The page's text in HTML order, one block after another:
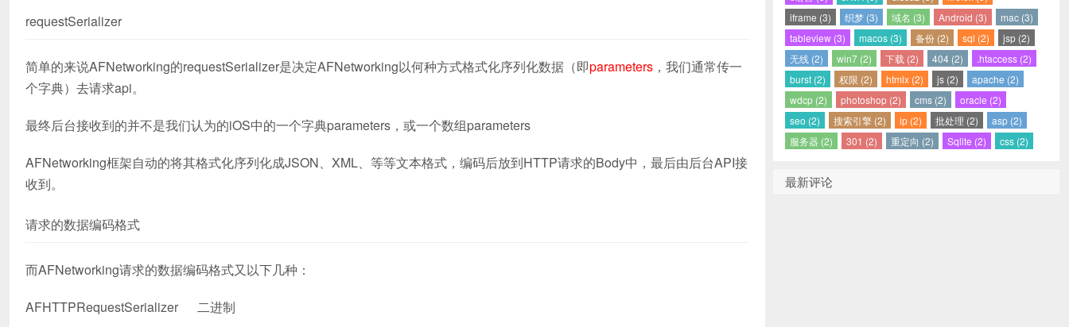
requestSerializer
简单的来说AFNetworking的requestSerializer是决定AFNetworking以何种方式格式化序列化数据（即parameters ，我们通常传一
个字典）去请求api。
最终后台接收到的并不是我们认为的iOS中的一个字典parameters，或一个数组parameters
AFNetworking框架自动的将其格式化序列化成JSON、XML、等等文本格式，编码后放到HTTP请求的Body中，最后由后台API接
收到。
请求的数据编码格式
而AFNetworking请求的数据编码格式又以下几种：
AFHTTPRequestSerializer 二进制
iframe (3)
织梦 (3) 域名 (3) Android (3)
mac (3)
tableview (3)
macos (3) 备份 (2) sql (2)
jsp (2)
无线 (2)
win7 (2) 下载 (2) 404 (2)
.htaccess (2)
burst (2)
权限 (2) htmlx (2) js (2)
apache (2)
wdcp (2)
photoshop (2) cms (2)
oracle (2)
seo (2)
搜索引擎 (2) ip (2) 批处理 (2)
asp (2)
服务器 (2)
301 (2) 重定向 (2) Sqlite (2) css (2)
最新评论